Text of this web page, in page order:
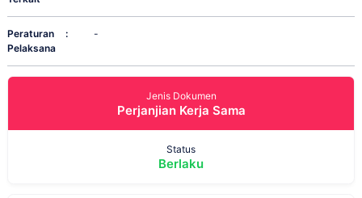
Peraturan
Pelaksana
: -
Jenis Dokumen
Perjanjian Kerja Sama
Status
Berlaku